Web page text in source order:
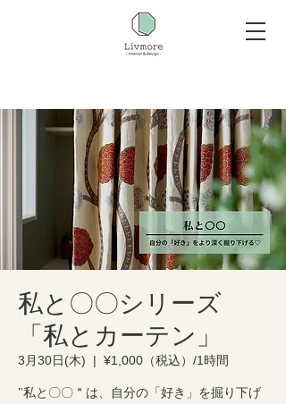
私と〇〇シリーズ
「私とカーテン」
3月30日(木)
  |
¥1,000（税込）/1時間
"私と〇〇＂は、自分の「好き」を掘り下げ